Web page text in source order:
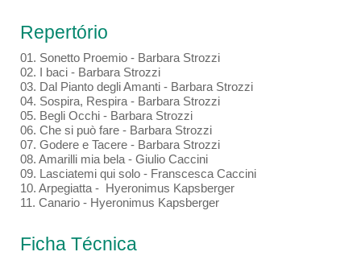
Repertório
01. Sonetto Proemio - Barbara Strozzi
02. I baci - Barbara Strozzi
03. Dal Pianto degli Amanti - Barbara Strozzi
04. Sospira, Respira - Barbara Strozzi
05. Begli Occhi - Barbara Strozzi
06. Che si può fare - Barbara Strozzi
07. Godere e Tacere - Barbara Strozzi
08. Amarilli mia bela - Giulio Caccini
09. Lasciatemi qui solo - Franscesca Caccini
10. Arpegiatta - Hyeronimus Kapsberger
11. Canario - Hyeronimus Kapsberger
Ficha Técnica